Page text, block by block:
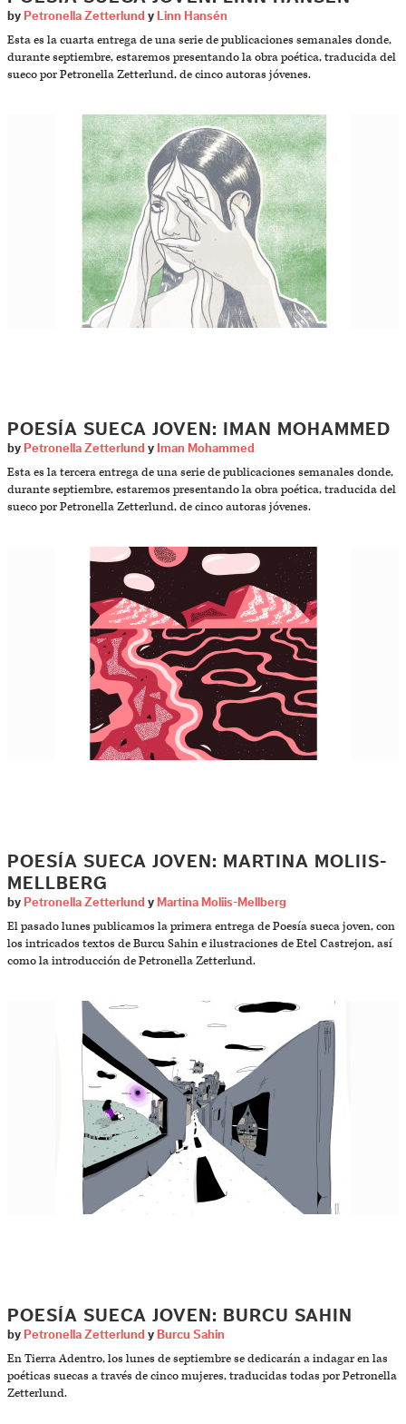
by Petronella Zetterlund y Linn Hansén
Esta es la cuarta entrega de una serie de publicaciones semanales donde,
durante septiembre, estaremos presentando la obra poética, traducida del
sueco por Petronella Zetterlund, de cinco autoras jóvenes.
POESÍA SUECA JOVEN: IMAN MOHAMMED
by Petronella Zetterlund y Iman Mohammed
Esta es la tercera entrega de una serie de publicaciones semanales donde,
durante septiembre, estaremos presentando la obra poética, traducida del
sueco por Petronella Zetterlund, de cinco autoras jóvenes.
POESÍA SUECA JOVEN: MARTINA MOLIIS-
MELLBERG
by Petronella Zetterlund y Martina Moliis-Mellberg
El pasado lunes publicamos la primera entrega de Poesía sueca joven, con
los intricados textos de Burcu Sahin e ilustraciones de Etel Castrejon, así
como la introducción de Petronella Zetterlund.
POESÍA SUECA JOVEN: BURCU SAHIN
by Petronella Zetterlund y Burcu Sahin
En Tierra Adentro, los lunes de septiembre se dedicarán a indagar en las
poéticas suecas a través de cinco mujeres, traducidas todas por Petronella
Zetterlund.